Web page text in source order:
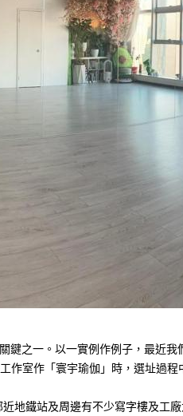
鍵之一。以一實例作例子，最近我
作室作「寰宇瑜伽」時，選址過程
地鐵站及周邊有不少寫字樓及工